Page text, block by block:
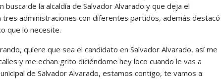
busca de la alcaldía de Salvador Alvarado y que deja el
administraciones con diferentes partidos, además destacó
que lo necesite.
quiere que sea el candidato en Salvador Alvarado, así me
y me echan grito diciéndome hey loco cuando le vas a
de Salvador Alvarado, estamos contigo, te vamos a